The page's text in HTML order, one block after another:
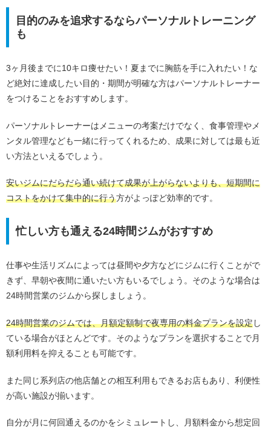
目的のみを追求するならパーソナルトレーニング
も
3ヶ月後までに10キロ痩せたい！夏までに胸筋を手に入れたい！な
ど絶対に達成したい目的・期間が明確な方はパーソナルトレーナー
をつけることをおすすめします。
パーソナルトレーナーはメニューの考案だけでなく、食事管理やメ
ンタル管理なども一緒に行ってくれるため、成果に対しては最も近
い方法といえるでしょう。
安いジムにだらだら通い続けて成果が上がらないよりも、短期間に
コストをかけて集中的に行う方がよっぽど効率的です。
忙しい方も通える24時間ジムがおすすめ
仕事や生活リズムによっては昼間や夕方などにジムに行くことがで
きず、早朝や夜間に通いたい方もいるでしょう。そのような場合は
24時間営業のジムから探しましょう。
24時間営業のジムでは、月額定額制で夜専用の料金プランを設定し
ている場合がほとんどです。そのようなプランを選択することで月
額利用料を抑えることも可能です。
また同じ系列店の他店舗との相互利用もできるお店もあり、利便性
が高い施設が揃います。
自分が月に何回通えるのかをシミュレートし、月額料金から想定回